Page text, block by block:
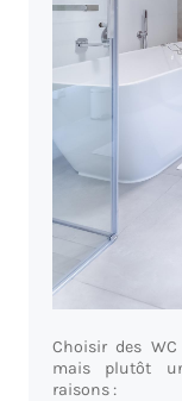
Choisir des
mais plutôt
raisons :